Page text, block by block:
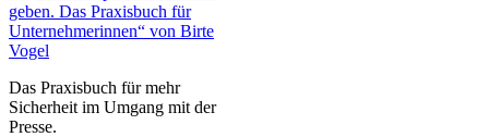
Das Praxisbuch für mehr
Sicherheit im Umgang mit der
Presse.